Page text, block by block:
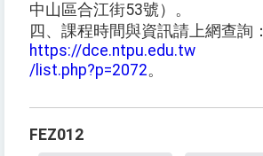
中山區合江街53號）。
四、課程時間與資訊請上網查詢：
https://dce.ntpu.edu.tw
/list.php?p=2072。
FEZ012